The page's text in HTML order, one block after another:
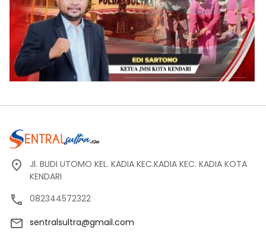
Jl. BUDI UTOMO KEL. KADIA KEC.KADIA KEC. KADIA KOTA
KENDARI
082344572322
sentralsultra@gmail.com